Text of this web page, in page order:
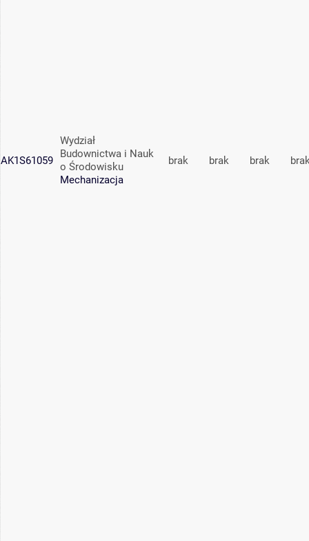
AK1S61059
Wydział
Budownictwa i Nauk
o Środowisku
Mechanizacja
brak brak brak